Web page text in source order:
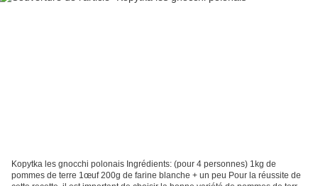
Kopytka les gnocchi polonais Ingrédients: (pour 4 personnes) 1kg de
pommes de terre 1œuf 200g de farine blanche + un peu Pour la réussite de